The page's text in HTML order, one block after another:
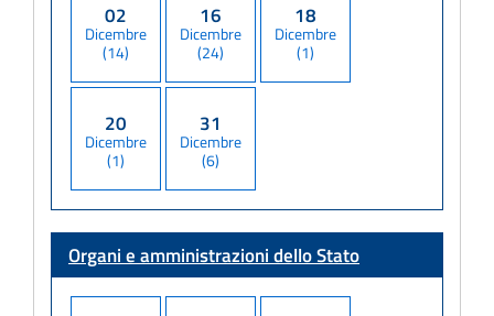
02
Dicembre
(14)
16
Dicembre
(24)
18
Dicembre
(1)
20
Dicembre
(1)
31
Dicembre
(6)
Organi e amministrazioni dello Stato